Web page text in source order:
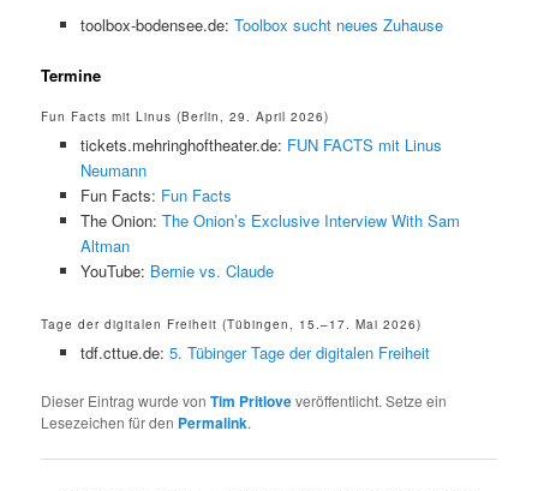
toolbox-bodensee.de: Toolbox sucht neues Zuhause
Termine
Fun Facts mit Linus (Berlin, 29. April 2026)
tickets.mehringhoftheater.de: FUN FACTS mit Linus
Neumann
Fun Facts: Fun Facts
The Onion: The Onion’s Exclusive Interview With Sam
Altman
YouTube: Bernie vs. Claude
Tage der digitalen Freiheit (Tübingen, 15.–17. Mai 2026)
tdf.cttue.de: 5. Tübinger Tage der digitalen Freiheit
Dieser Eintrag wurde vonTim Pritloveveröffentlicht. Setze ein
Lesezeichen für den Permalink.